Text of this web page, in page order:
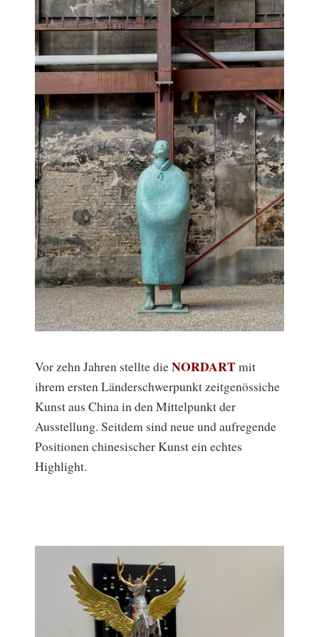
Vor zehn Jahren stellte dieNORDARTmit
ihrem ersten Länderschwerpunkt zeitgenössiche
Kunst aus China in den Mittelpunkt der
Ausstellung. Seitdem sind neue und aufregende
Positionen chinesischer Kunst ein echtes
Highlight.